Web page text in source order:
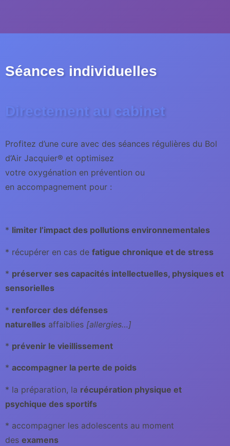
Séances individuelles
Directement au cabinet
Profitez d’une cure avec des séances régulières du Bol
d’Air Jacquier® et optimisez
votre oxygénation en prévention ou
en accompagnement pour :
* limiter l’impact des pollutions environnementales
* récupérer en cas de fatigue chronique et de stress
* préserver ses capacités intellectuelles, physiques et
sensorielles
* renforcer des défenses
naturelles affaiblies [allergies…]
* prévenir le vieillissement
* accompagner la perte de poids
* la préparation, la récupération physique et
psychique des sportifs
* accompagner les adolescents au moment
des examens